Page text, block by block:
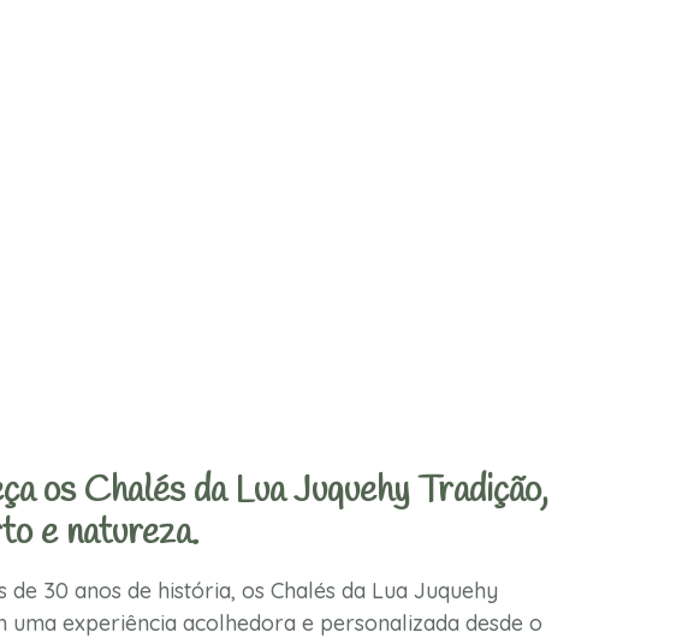
os Chalés da Lua Juquehy Tradição,
e natureza.
de 30 anos de história, os Chalés da Lua Juquehy
uma experiência acolhedora e personalizada desde o